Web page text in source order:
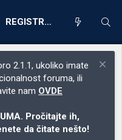
REGISTRACIJA
2.1.1, ukoliko imate
foruma, ili
nam OVDE
Pročitajte ih,
da čitate nešto!